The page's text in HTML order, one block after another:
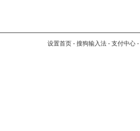
设置首页 - 搜狗输入法 - 支付中心 -